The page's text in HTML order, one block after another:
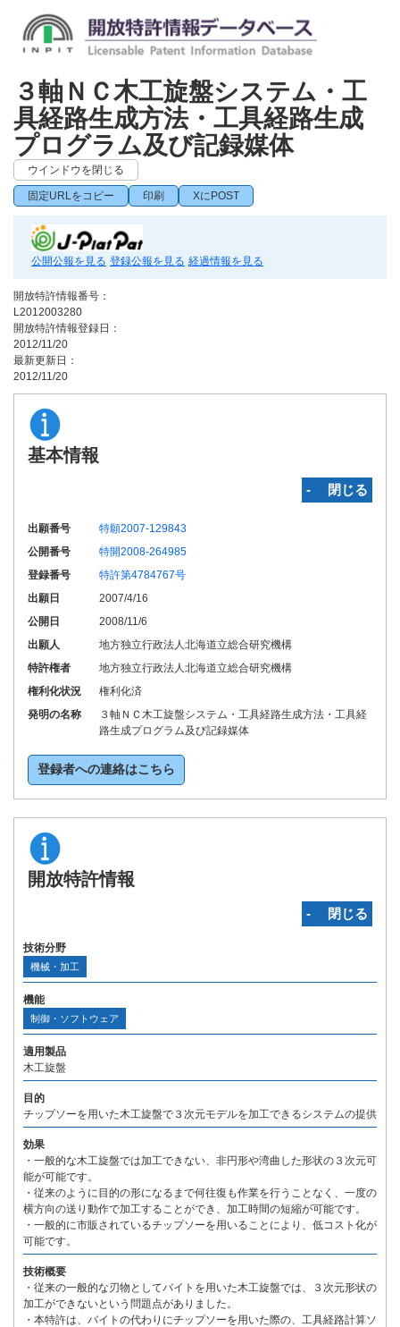
３軸ＮＣ木工旋盤システム・工
具経路生成方法・工具経路生成
プログラム及び記録媒体
ウインドウを閉じる
固定URLをコピー 印刷 XにPOST
公開公報を見る 登録公報を見る 経過情報を見る
開放特許情報番号：
L2012003280
開放特許情報登録日：
2012/11/20
最新更新日：
2012/11/20
基本情報
‐ 閉じる
出願番号
特願2007-129843
公開番号
特開2008-264985
登録番号
特許第4784767号
出願日
2007/4/16
公開日
2008/11/6
出願人
地方独立行政法人北海道立総合研究機構
特許権者
地方独立行政法人北海道立総合研究機構
権利化状況
権利化済
発明の名称
３軸ＮＣ木工旋盤システム・工具経路生成方法・工具経
路生成プログラム及び記録媒体
登録者への連絡はこちら
開放特許情報
‐ 閉じる
技術分野
機械・加工
機能
制御・ソフトウェア
適用製品
木工旋盤
目的
チップソーを用いた木工旋盤で３次元モデルを加工できるシステムの提供
効果
・一般的な木工旋盤では加工できない、非円形や湾曲した形状の３次元可
能が可能です。
・従来のように目的の形になるまで何往復も作業を行うことなく、一度の
横方向の送り動作で加工することができ、加工時間の短縮が可能です。
・一般的に市販されているチップソーを用いることにより、低コスト化が
可能です。
技術概要
・従来の一般的な刃物としてバイトを用いた木工旋盤では、３次元形状の
加工ができないという問題点がありました。
・本特許は、バイトの代わりにチップソーを用いた際の、工具経路計算ソ